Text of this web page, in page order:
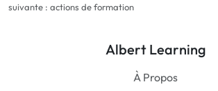
suivante : actions de formation
Albert Learning
À Propos